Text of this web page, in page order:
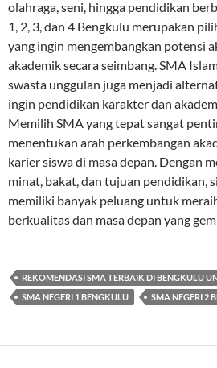
olahraga, seni, hingga pendidikan
1, 2, 3, dan 4 Bengkulu merupakan
yang ingin mengembangkan potensi
akademik secara seimbang. SMA
swasta unggulan juga menjadi
ingin pendidikan karakter dan
Memilih SMA yang tepat sangat
menentukan arah perkembangan
karier siswa di masa depan. Dengan
minat, bakat, dan tujuan pendidikan,
memiliki banyak peluang untuk
berkualitas dan masa depan yang
REKOMENDASI SMA TERBAIK DI BENGKULU
SMA NEGERI 1 BENGKULU
SMA NEGERI 2